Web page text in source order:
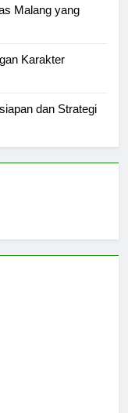
Malang yang
Karakter
dan Strategi